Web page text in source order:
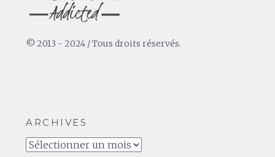
© 2013 - 2024 / Tous droits réservés.
ARCHIVES
Archives